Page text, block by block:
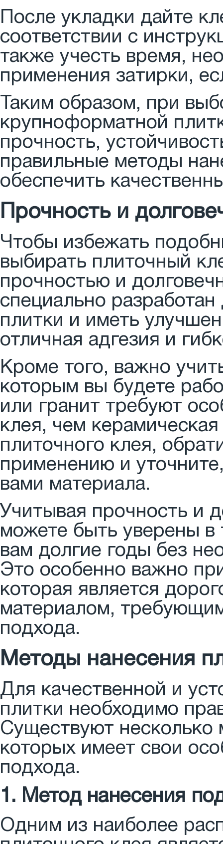
После укладки дайте
соответствии с
также учесть время,
применения затирки,
Таким образом, при
крупноформатной
прочность,
правильные методы
обеспечить
Прочность и
Чтобы избежать
выбирать плиточный
прочностью и
специально
плитки и иметь
отличная адгезия и
Кроме того, важно
которым вы будете
или гранит требуют
клея, чем
плиточного клея,
применению и
вами материала.
Учитывая прочность и
можете быть уверены
вам долгие годы без
Это особенно важно
которая является
материалом,
подхода.
Методы нанесения
Для качественной и
плитки необходимо
Существуют несколько
которых имеет свои
подхода.
1. Метод нанесения
Одним из наиболее